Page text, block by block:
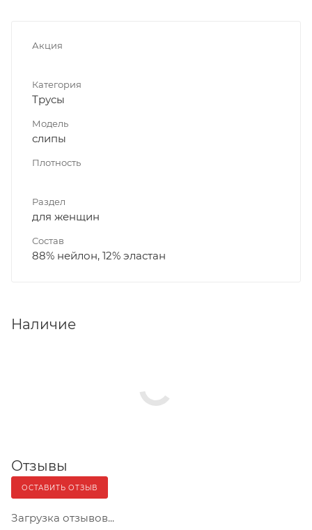
Акция
Категория
Трусы
Модель
слипы
Плотность
Раздел
для женщин
Состав
88% нейлон, 12% эластан
Наличие
Отзывы
ОСТАВИТЬ ОТЗЫВ
Загрузка отзывов...